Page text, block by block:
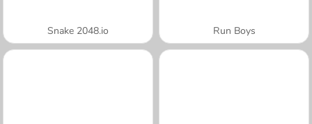
Snake 2048.io Run Boys